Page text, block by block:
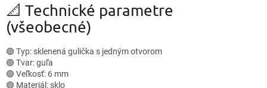
l
á
c
📐 Technické parametre
(všeobecné)
🟢 Typ: sklenená gulička s jedným otvorom
🟢 Tvar: guľa
🟢 Veľkosť: 6 mm
🟢 Materiál: sklo